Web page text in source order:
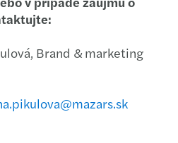
Brand & marketing